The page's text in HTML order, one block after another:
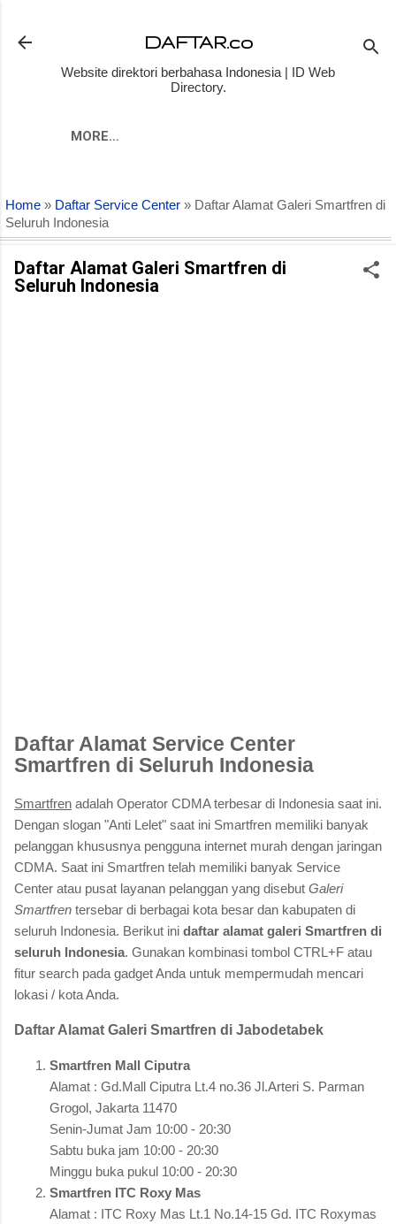
DAFTAR.co
Website direktori berbahasa Indonesia | ID Web
Directory.
MORE…
Home » Daftar Service Center » Daftar Alamat Galeri Smartfren di
Seluruh Indonesia
Daftar Alamat Galeri Smartfren di
Seluruh Indonesia
Daftar Alamat Service Center
Smartfren di Seluruh Indonesia
Smartfren adalah Operator CDMA terbesar di Indonesia saat ini.
Dengan slogan "Anti Lelet" saat ini Smartfren memiliki banyak
pelanggan khususnya pengguna internet murah dengan jaringan
CDMA. Saat ini Smartfren telah memiliki banyak Service
Center atau pusat layanan pelanggan yang disebut Galeri
Smartfren tersebar di berbagai kota besar dan kabupaten di
seluruh Indonesia. Berikut ini daftar alamat galeri Smartfren di
seluruh Indonesia. Gunakan kombinasi tombol CTRL+F atau
fitur search pada gadget Anda untuk mempermudah mencari
lokasi / kota Anda.
Daftar Alamat Galeri Smartfren di Jabodetabek
Smartfren Mall Ciputra
Alamat : Gd.Mall Ciputra Lt.4 no.36 Jl.Arteri S. Parman
Grogol, Jakarta 11470
Senin-Jumat Jam 10:00 - 20:30
Sabtu buka jam 10:00 - 20:30
Minggu buka pukul 10:00 - 20:30
Smartfren ITC Roxy Mas
Alamat : ITC Roxy Mas Lt.1 No.14-15 Gd. ITC Roxymas